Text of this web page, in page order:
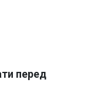
перед